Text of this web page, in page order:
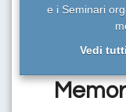
e i Seminari
Vedi